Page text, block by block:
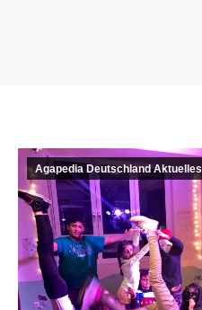
Agapedia Deutschland Aktuelles